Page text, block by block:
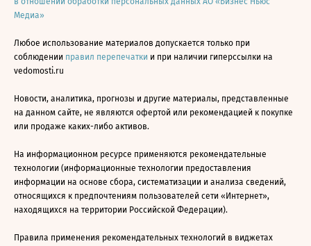
Медиа»
Любое использование материалов допускается только при
соблюдении правил перепечатки и при наличии гиперссылки на
vedomosti.ru
Новости, аналитика, прогнозы и другие материалы, представленные
на данном сайте, не являются офертой или рекомендацией к покупке
или продаже каких-либо активов.
На информационном ресурсе применяются рекомендательные
технологии (информационные технологии предоставления
информации на основе сбора, систематизации и анализа сведений,
относящихся к предпочтениям пользователей сети «Интернет»,
находящихся на территории Российской Федерации).
Правила применения рекомендательных технологий в виджетах